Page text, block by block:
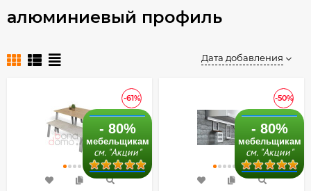
алюминиевый профиль
Дата добавления
-61%
- 80%
мебельщикам
см. "Акции"
-50%
- 80%
мебельщикам
см. "Акции"